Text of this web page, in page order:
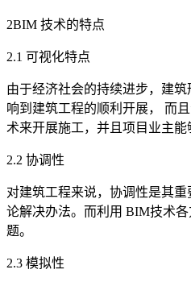
2BIM 技术的特点
2.1 可视化特点
由于经济社会的持续进步，建
响到建筑工程的顺利开展， 而
术来开展施工，并且项目业主
2.2 协调性
对建筑工程来说，协调性是其
论解决办法。而利用 BIM技术
题。
2.3 模拟性